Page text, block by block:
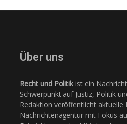
Über uns
Recht und Politikist ein
Schwerpunkt auf Justiz, Politik
Redaktion veröffentlicht aktuelle
Nachrichtenagentur mit Fokus